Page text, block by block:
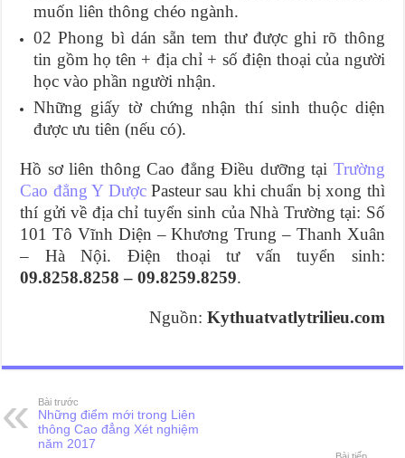
muốn liên thông chéo ngành.
02 Phong bì dán sẵn tem thư được ghi rõ thông
tin gồm họ tên + địa chỉ + số điện thoại của người
học vào phần người nhận.
Những giấy tờ chứng nhận thí sinh thuộc diện
được ưu tiên (nếu có).
Hồ sơ liên thông Cao đẳng Điều dưỡng tại Trường
Cao đẳng Y DượcPasteur sau khi chuẩn bị xong thì
thí gửi về địa chỉ tuyển sinh của Nhà Trường tại: Số
101 Tô Vĩnh Diện – Khương Trung – Thanh Xuân
– Hà Nội. Điện thoại tư vấn tuyển sinh:
09.8258.8258 – 09.8259.8259.
Nguồn: Kythuatvatlytrilieu.com
Bài trước
Những điểm mới trong Liên
thông Cao đẳng Xét nghiệm
năm 2017